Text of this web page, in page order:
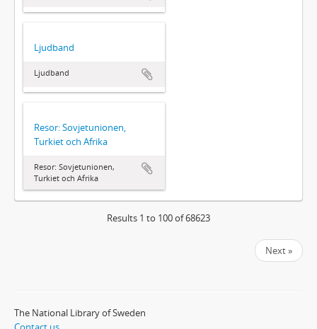
Ljudband
Ljudband
Resor: Sovjetunionen,
Turkiet och Afrika
Resor: Sovjetunionen,
Turkiet och Afrika
Results 1 to 100 of 68623
Next »
The National Library of Sweden